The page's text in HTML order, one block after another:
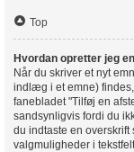
Top
Hvordan opretter jeg
Når du skriver et nyt
indlæg i et emne)
fanebladet "Tilføj en
sandsynligvis fordi du
du indtaste en overskrift
valgmuligheder i